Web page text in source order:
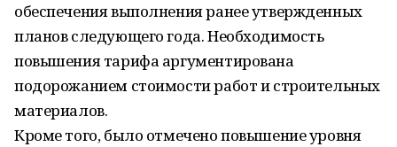
обеспечения выполнения ранее утвержденных
планов следующего года. Необходимость
повышения тарифа аргументирована
подорожанием стоимости работ и строительных
материалов.
Кроме того, было отмечено повышение уровня